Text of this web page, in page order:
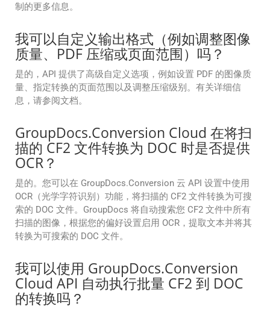
制的更多信息。
我可以自定义输出格式（例如调整图像
质量、PDF 压缩或页面范围）吗？
是的，API 提供了高级自定义选项，例如设置 PDF 的图像质
量、指定转换的页面范围以及调整压缩级别。有关详细信
息，请参阅文档。
GroupDocs.Conversion Cloud 在将扫
描的 CF2 文件转换为 DOC 时是否提供
OCR？
是的。您可以在 GroupDocs.Conversion 云 API 设置中使用
OCR（光学字符识别）功能，将扫描的 CF2 文件转换为可搜
索的 DOC 文件。GroupDocs 将自动搜索您 CF2 文件中所有
扫描的图像，根据您的偏好设置启用 OCR，提取文本并将其
转换为可搜索的 DOC 文件。
我可以使用 GroupDocs.Conversion
Cloud API 自动执行批量 CF2 到 DOC
的转换吗？